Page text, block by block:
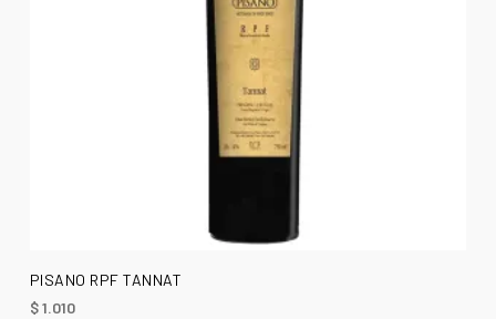
PISANO RPF TANNAT
$1.010